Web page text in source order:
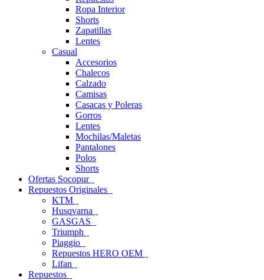
Ropa Interior
Shorts
Zapatillas
Lentes
Casual
Accesorios
Chalecos
Calzado
Camisas
Casacas y Poleras
Gorros
Lentes
Mochilas/Maletas
Pantalones
Polos
Shorts
Ofertas Socopur
Repuestos Originales
KTM
Husqvarna
GASGAS
Triumph
Piaggio
Repuestos HERO OEM
Lifan
Repuestos